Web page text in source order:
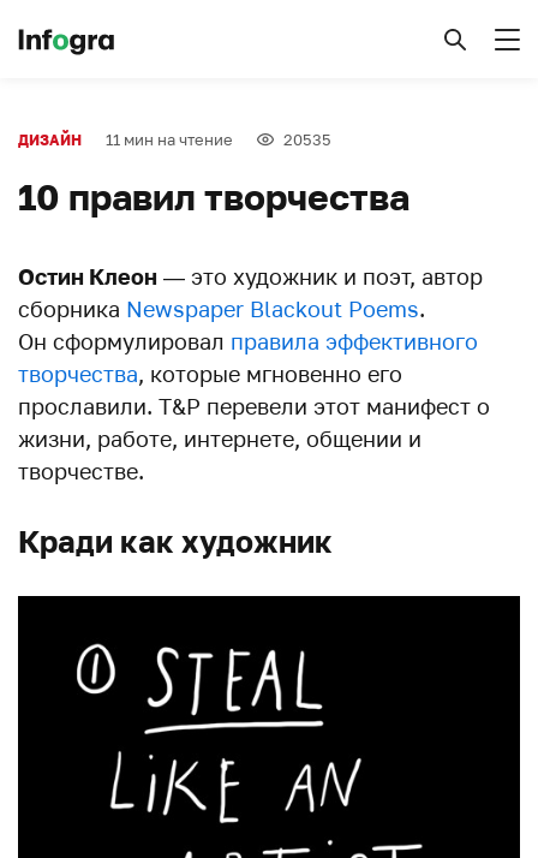
ДИЗАЙН 11 мин на чтение 20535
10 правил творчества
Остин Клеон — это художник и поэт, автор
сборника Newspaper Blackout Poems.
Он сформулировал правила эффективного
творчества, которые мгновенно его
прославили. T&P перевели этот манифест о
жизни, работе, интернете, общении и
творчестве.
Кради как художник